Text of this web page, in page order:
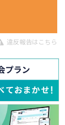
違反報告はこちら